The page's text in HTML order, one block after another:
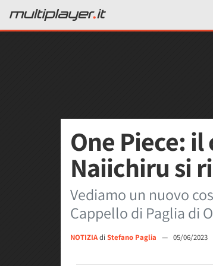
One Piece:
Naiichiru si
Vediamo un nuovo
Cappello di Paglia di
NOTIZIAdi Stefano Paglia — 05/06/2023